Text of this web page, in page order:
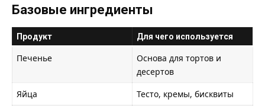
Базовые ингредиенты
Продукт Для чего используется
Печенье
Основа для тортов и
десертов
Яйца
Тесто, кремы, бисквиты